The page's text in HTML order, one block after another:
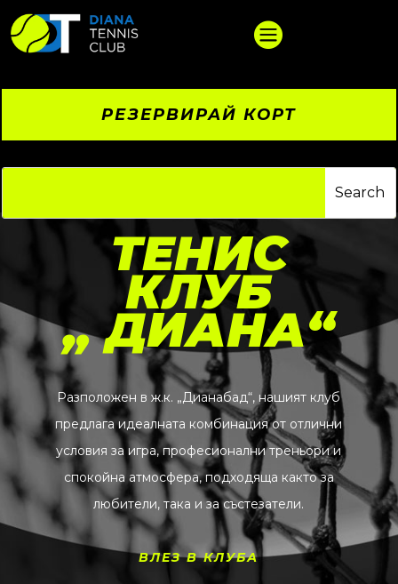

РЕЗЕРВИРАЙ КОРТ
ТЕНИС
КЛУБ
„ДИАНА“
Разположен в ж.к. „Дианабад“, нашият клуб
предлага идеалната комбинация от отлични
условия за игра, професионални треньори и
спокойна атмосфера, подходяща както за
любители, така и за състезатели.
ВЛЕЗ В КЛУБА